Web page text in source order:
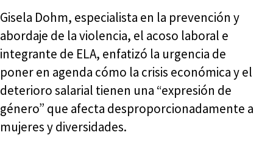
Gisela Dohm, especialista en la prevención y
abordaje de la violencia, el acoso laboral e
integrante de ELA, enfatizó la urgencia de
poner en agenda cómo la crisis económica y el
deterioro salarial tienen una “expresión de
género” que afecta desproporcionadamente a
mujeres y diversidades.